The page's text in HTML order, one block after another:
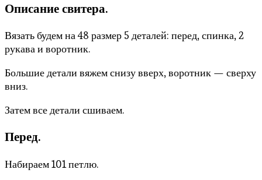
Описание свитера.
Вязать будем на 48 размер 5 деталей: перед, спинка, 2
рукава и воротник.
Большие детали вяжем снизу вверх, воротник — сверху
вниз.
Затем все детали сшиваем.
Перед.
Набираем 101 петлю.